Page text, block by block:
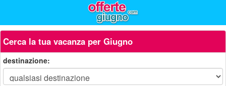
Cerca la tua vacanza per Giugno
destinazione: